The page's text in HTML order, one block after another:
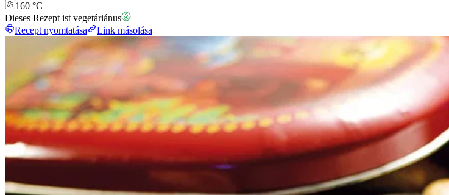
160 °C
Dieses Rezept ist vegetáriánus
Recept nyomtatása
Link másolása